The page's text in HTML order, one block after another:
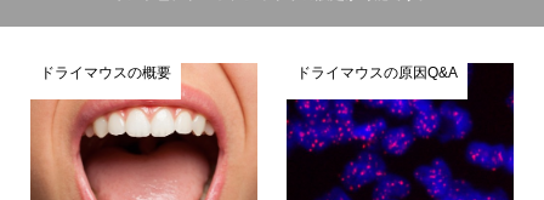
ドライマウスの概要 ドライマウスの原因Q&A